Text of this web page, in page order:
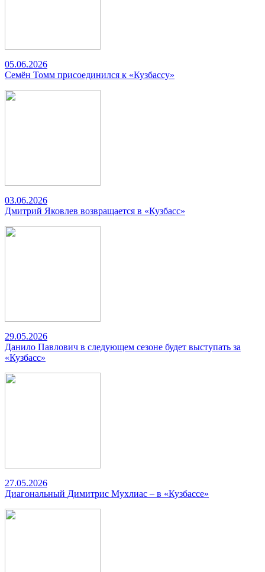
05.06.2026
Семён Томм присоединился к «Кузбассу»
03.06.2026
Дмитрий Яковлев возвращается в «Кузбасс»
29.05.2026
Данило Павлович в следующем сезоне будет выступать за
«Кузбасс»
27.05.2026
Диагональный Димитрис Мухлиас – в «Кузбассе»